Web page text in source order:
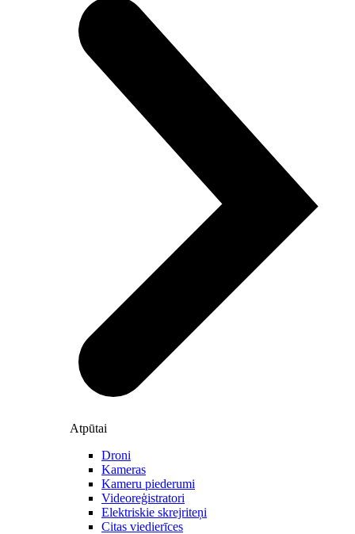
Atpūtai
Droni
Kameras
Kameru piederumi
Videoreģistratori
Elektriskie skrejriteņi
Citas viedierīces